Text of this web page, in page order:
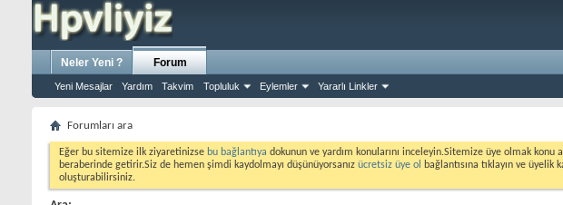
Neler Yeni ? Forum
Yeni Mesajlar Yardım Takvim Topluluk Eylemler Yararlı Linkler
Forumları ara
Eğer bu sitemize ilk ziyaretinizse bu bağlantıya dokunun ve yardım konularını inceleyin.Sitemize üye olmak
beraberinde getirir.Siz de hemen şimdi kaydolmayı düşünüyorsanız ücretsiz üye ol bağlantısına tıklayın ve
oluşturabilirsiniz.